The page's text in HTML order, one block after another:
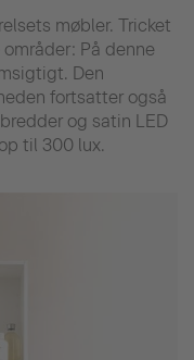
møbler. Tricket
På denne
Den
fortsatter også
og satin LED
til 300 lux.